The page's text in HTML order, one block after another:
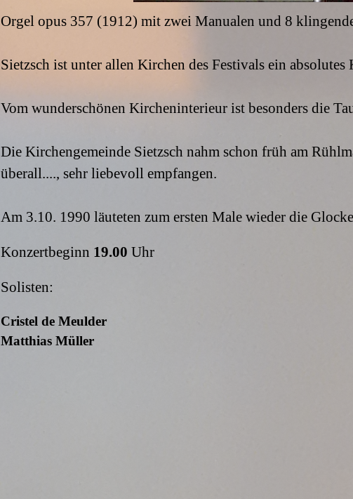
Orgel opus 357 (1912) mit zwei Manualen und 8
Sietzsch ist unter allen Kirchen des Festivals ein absolutes
Vom wunderschönen Kircheninterieur ist besonders die
Die Kirchengemeinde Sietzsch nahm schon früh am
überall...., sehr liebevoll empfangen.
Am 3.10. 1990 läuteten zum ersten Male wieder die
Konzertbeginn 19.00 Uhr
Solisten:
Cristel de Meulder
Matthias Müller